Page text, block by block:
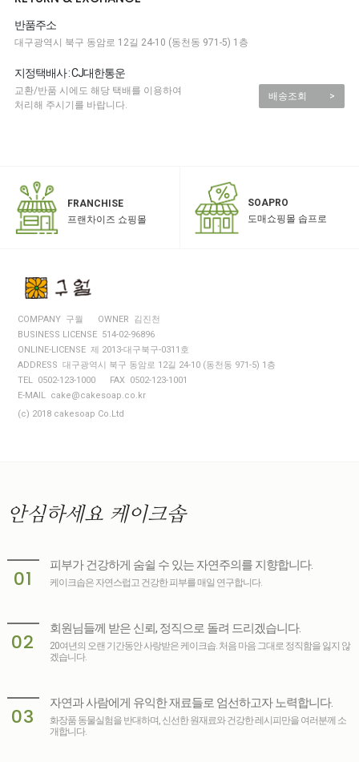
반품주소
대구광역시 북구 동암로 12길 24-10 (동천동 971-5) 1층
지정택배사 : CJ대한통운
교환/반품 시에도 해당 택배를 이용하여
처리해 주시기를 바랍니다.
배송조회 >
FRANCHISE
프랜차이즈 쇼핑몰
SOAPRO
도매쇼핑몰 솝프로
COMPANY 구월
OWNER 김진천
BUSINESS LICENSE 514-02-96896
ONLINE-LICENSE 제 2013-대구북구-0311호
ADDRESS 대구광역시 북구 동암로 12길 24-10 (동천동 971-5) 1층
TEL 0502-123-1000
FAX 0502-123-1001
E-MAIL cake@cakesoap.co.kr
(c) 2018 cakesoap Co.Ltd
안심하세요 케이크솝
01
피부가 건강하게 숨쉴 수 있는 자연주의를 지향합니다.
케이크솝은 자연스럽고 건강한 피부를 매일 연구합니다.
02
회원님들께 받은 신뢰, 정직으로 돌려 드리겠습니다.
20여년의 오랜 기간동안 사랑받은 케이크솝. 처음 마음 그대로 정직함을 잃지 않
겠습니다.
03
자연과 사람에게 유익한 재료들로 엄선하고자 노력합니다.
화장품 동물실험을 반대하며, 신선한 원재료와 건강한 레시피만을 여러분께 소
개합니다.